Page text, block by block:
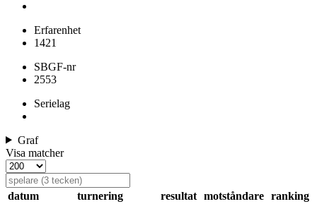
Erfarenhet
1421
SBGF-nr
2553
Serielag
Graf
Visa matcher
datum turnering resultat motståndare ranking